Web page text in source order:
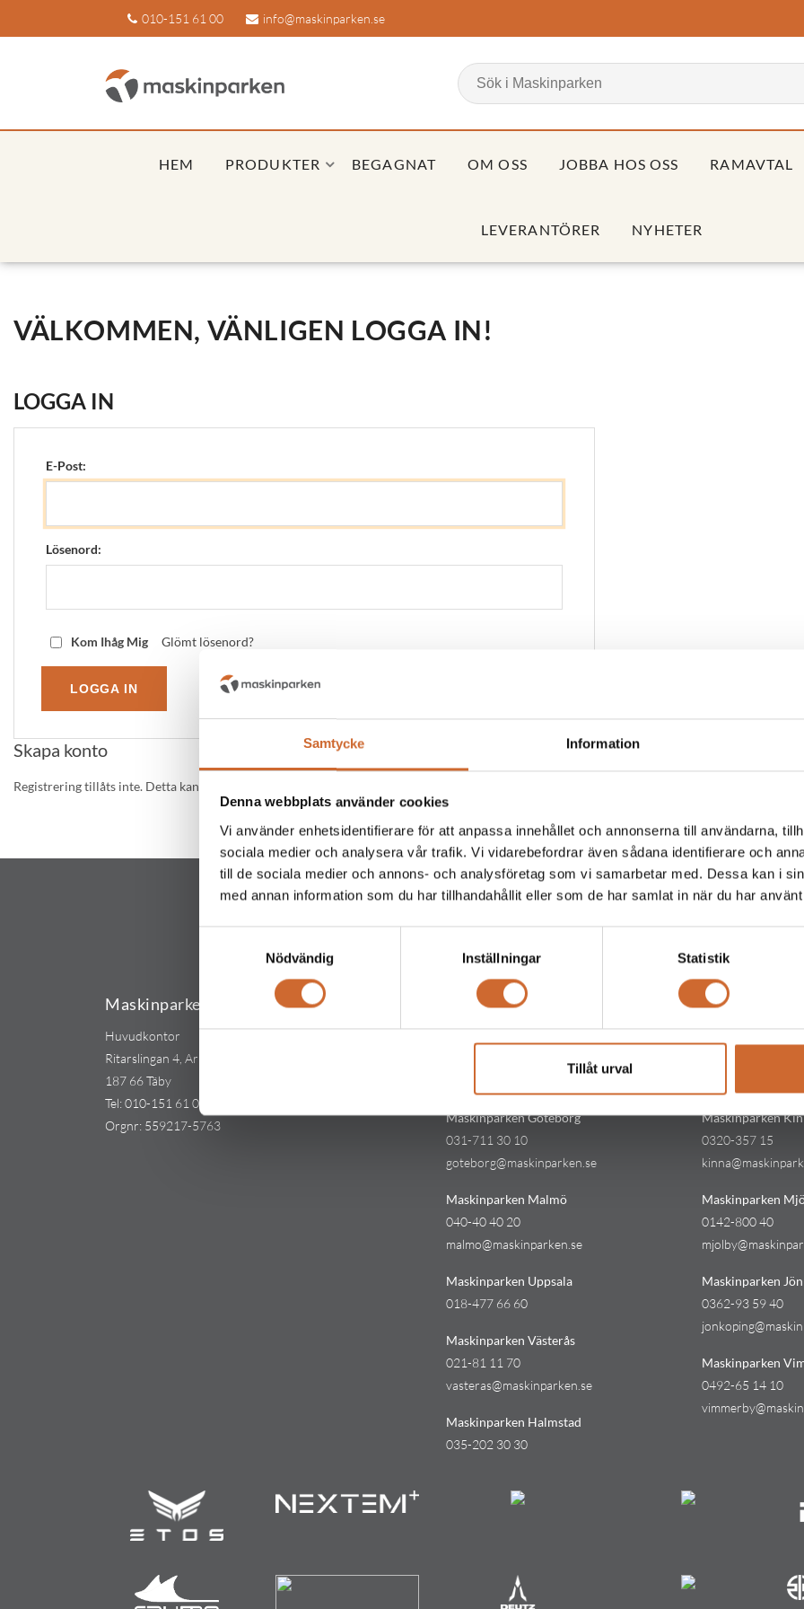
Samtycke Information
Denna webbplats använder cookies
Vi använder enhetsidentifierare för att anpassa innehållet och annonserna till användarna,
sociala medier och analysera vår trafik. Vi vidarebefordrar även sådana identifierare och
till de sociala medier och annons- och analysföretag som vi samarbetar med. Dessa kan i
med annan information som du har tillhandahållit eller som de har samlat in när du har
Nödvändig
Inställningar Statistik
Tillåt urval
010-151 61 00 info@maskinparken.se
HEM PRODUKTER BEGAGNAT OM OSS JOBBA HOS OSS RAMAVTAL
LEVERANTÖRER NYHETER
VÄLKOMMEN, VÄNLIGEN LOGGA IN!
LOGGA IN
E-Post:
Lösenord:
Kom Ihåg Mig Glömt lösenord?
Skapa konto
Registrering tillåts inte. Detta kan redigeras i admin.
Maskinparken Sverige AB
Huvudkontor
Ritarslingan 4, Arninge Industriområde
187 66 Täby
Tel:010-151 61 00
Orgnr: 559217-5763
Kontakt
Maskinparken Göteborg
031-711 30 10
goteborg@maskinparken.se
Maskinparken Malmö
040-40 40 20
malmo@maskinparken.se
Maskinparken Uppsala
018-477 66 60
Maskinparken Västerås
021-81 11 70
vasteras@maskinparken.se
Maskinparken Halmstad
035-202 30 30
Kontakt
Maskinparken
0320-357 15
Maskinparken
0142-800 40
Maskinparken
0362-93 59 40
Maskinparken
0492-65 14 10